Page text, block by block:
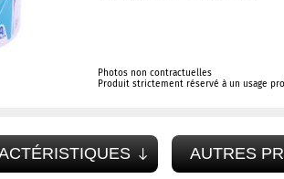
Photos non contractuelles
Produit strictement réservé à un usage
AUTRES